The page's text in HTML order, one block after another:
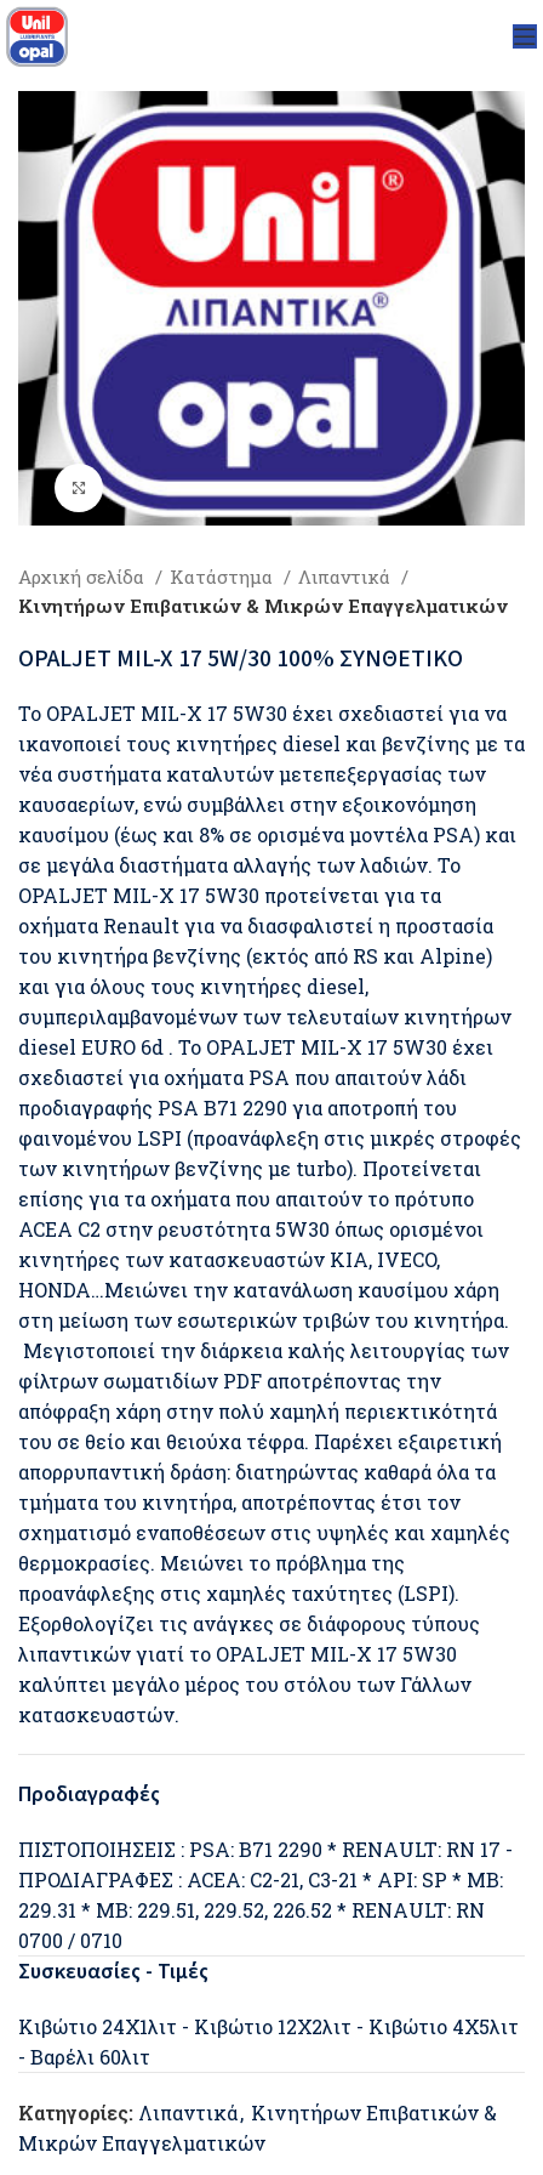
Click to enlarge
Αρχική σελίδα Κατάστημα
Λιπαντικά
Κινητήρων Επιβατικών & Μικρών Επαγγελματικών
OPALJET MIL-X 17 5W/30 100% ΣΥΝΘΕΤΙΚΟ
Το OPALJET MIL-X 17 5W30 έχει σχεδιαστεί για να
ικανοποιεί τους κινητήρες diesel και βενζίνης με τα
νέα συστήματα καταλυτών μετεπεξεργασίας των
καυσαερίων, ενώ συμβάλλει στην εξοικονόμηση
καυσίμου (έως και 8% σε ορισμένα μοντέλα PSA) και
σε μεγάλα διαστήματα αλλαγής των λαδιών. Το
OPALJET MIL-X 17 5W30 προτείνεται για τα
οχήματα Renault για να διασφαλιστεί η προστασία
του κινητήρα βενζίνης (εκτός από RS και Alpine)
και για όλους τους κινητήρες diesel,
συμπεριλαμβανομένων των τελευταίων κινητήρων
diesel EURO 6d . Το OPALJET MIL-X 17 5W30 έχει
σχεδιαστεί για οχήματα PSA που απαιτούν λάδι
προδιαγραφής PSA B71 2290 για αποτροπή του
φαινομένου LSPI (προανάφλεξη στις μικρές στροφές
των κινητήρων βενζίνης με turbo). Προτείνεται
επίσης για τα οχήματα που απαιτούν το πρότυπο
ACEA C2 στην ρευστότητα 5W30 όπως ορισμένοι
κινητήρες των κατασκευαστών KIA, IVECO,
HONDA…Μειώνει την κατανάλωση καυσίμου χάρη
στη μείωση των εσωτερικών τριβών του κινητήρα.
Μεγιστοποιεί την διάρκεια καλής λειτουργίας των
φίλτρων σωματιδίων PDF αποτρέποντας την
απόφραξη χάρη στην πολύ χαμηλή περιεκτικότητά
του σε θείο και θειούχα τέφρα. Παρέχει εξαιρετική
απορρυπαντική δράση: διατηρώντας καθαρά όλα τα
τμήματα του κινητήρα, αποτρέποντας έτσι τον
σχηματισμό εναποθέσεων στις υψηλές και χαμηλές
θερμοκρασίες. Μειώνει το πρόβλημα της
προανάφλεξης στις χαμηλές ταχύτητες (LSPI).
Εξορθολογίζει τις ανάγκες σε διάφορους τύπους
λιπαντικών γιατί το OPALJET MIL-X 17 5W30
καλύπτει μεγάλο μέρος του στόλου των Γάλλων
κατασκευαστών.
Προδιαγραφές
ΠΙΣΤΟΠΟΙΗΣΕΙΣ : PSA: B71 2290 * RENAULT: RN 17 -
ΠΡΟΔΙΑΓΡΑΦΕΣ : ACEA: C2-21, C3-21 * API: SP * MB:
229.31 * MB: 229.51, 229.52, 226.52 * RENAULT: RN
0700 / 0710
Συσκευασίες - Τιμές
Κιβώτιο 24Χ1λιτ - Κιβώτιο 12Χ2λιτ - Κιβώτιο 4Χ5λιτ
- Βαρέλι 60λιτ
Κατηγορίες: Λιπαντικά, Κινητήρων Επιβατικών &
Μικρών Επαγγελματικών